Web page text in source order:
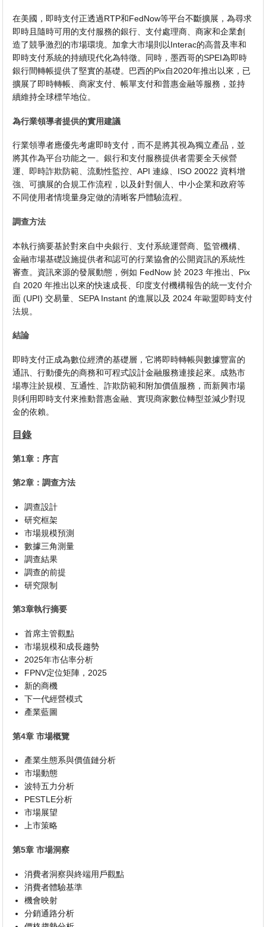
在美國，即時支付正透過RTP和FedNow等平台不斷擴展，為尋求
即時且隨時可用的支付服務的銀行、支付處理商、商家和企業創
造了競爭激烈的市場環境。加拿大市場則以Interac的高普及率和
即時支付系統的持續現代化為特徵。同時，墨西哥的SPEI為即時
銀行間轉帳提供了堅實的基礎。巴西的Pix自2020年推出以來，已
擴展了即時轉帳、商家支付、帳單支付和普惠金融等服務，並持
續維持全球標竿地位。
為行業領導者提供的實用建議
行業領導者應優先考慮即時支付，而不是將其視為獨立產品，並
將其作為平台功能之一。銀行和支付服務提供者需要全天候營
運、即時詐欺防範、流動性監控、API 連線、ISO 20022 資料增
強、可擴展的合規工作流程，以及針對個人、中小企業和政府等
不同使用者情境量身定做的清晰客戶體驗流程。
調查方法
本執行摘要基於對來自中央銀行、支付系統運營商、監管機構、
金融市場基礎設施​​提供者和認可的行業協會的公開資訊的系統性
審查。資訊來源的發展動態，例如 FedNow 於 2023 年推出、Pix
自 2020 年推出以來的快速成長、印度支付機構報告的統一支付介
面 (UPI) 交易量、SEPA Instant 的進展以及 2024 年歐盟即時支付
法規。
結論
即時支付正成為數位經濟的基礎層，它將即時轉帳與數據豐富的
通訊、行動優先的商務和可程式設計金融服務連接起來。成熟市
場專注於規模、互通性、詐欺防範和附加價值服務，而新興市場
則利用即時支付來推動普惠金融、實現商家數位轉型並減少對現
金的依賴。
目錄
第1章：序言
第2章：調查方法
調查設計
研究框架
市場規模預測
數據三角測量
調查結果
調查的前提
研究限制
第3章執行摘要
首席主管觀點
市場規模和成長趨勢
2025年市佔率分析
FPNV定位矩陣，2025
新的商機
下一代經營模式
產業藍圖
第4章 市場概覽
產業生態系與價值鏈分析
市場動態
波特五力分析
PESTLE分析
市場展望
上市策略
第5章 市場洞察
消費者洞察與終端用戶觀點
消費者體驗基準
機會映射
分銷通路分析